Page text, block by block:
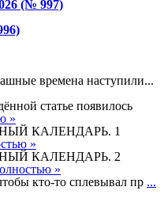
(№ 997)
времена наступили...
статье появилось
»
КАЛЕНДАРЬ. 1
»
КАЛЕНДАРЬ. 2
»
кто-то сплевывал пр ...